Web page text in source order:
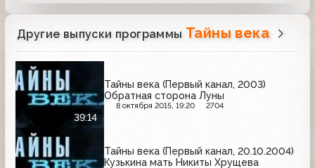
Другие выпуски программы Тайны века
39:14
Тайны века (Первый канал, 2003)
Обратная сторона Луны
8 октября 2015, 19:20 2704
Тайны века (Первый канал, 20.10.2004)
Кузькина мать Никиты Хрущева